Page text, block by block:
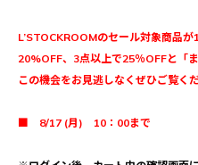
L’STOCKROOMのセール対象商品
20%OFF、3点以上で25％OFFと「
この機会をお見逃しなくぜひご覧くだ
■ 8/17 (月) 10：00まで